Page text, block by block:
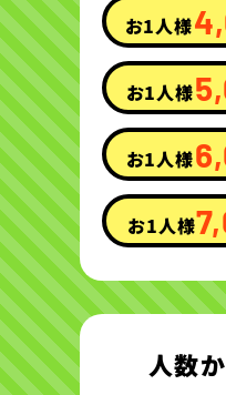
お1人様
お1人様
お1人様
お1人様
人数